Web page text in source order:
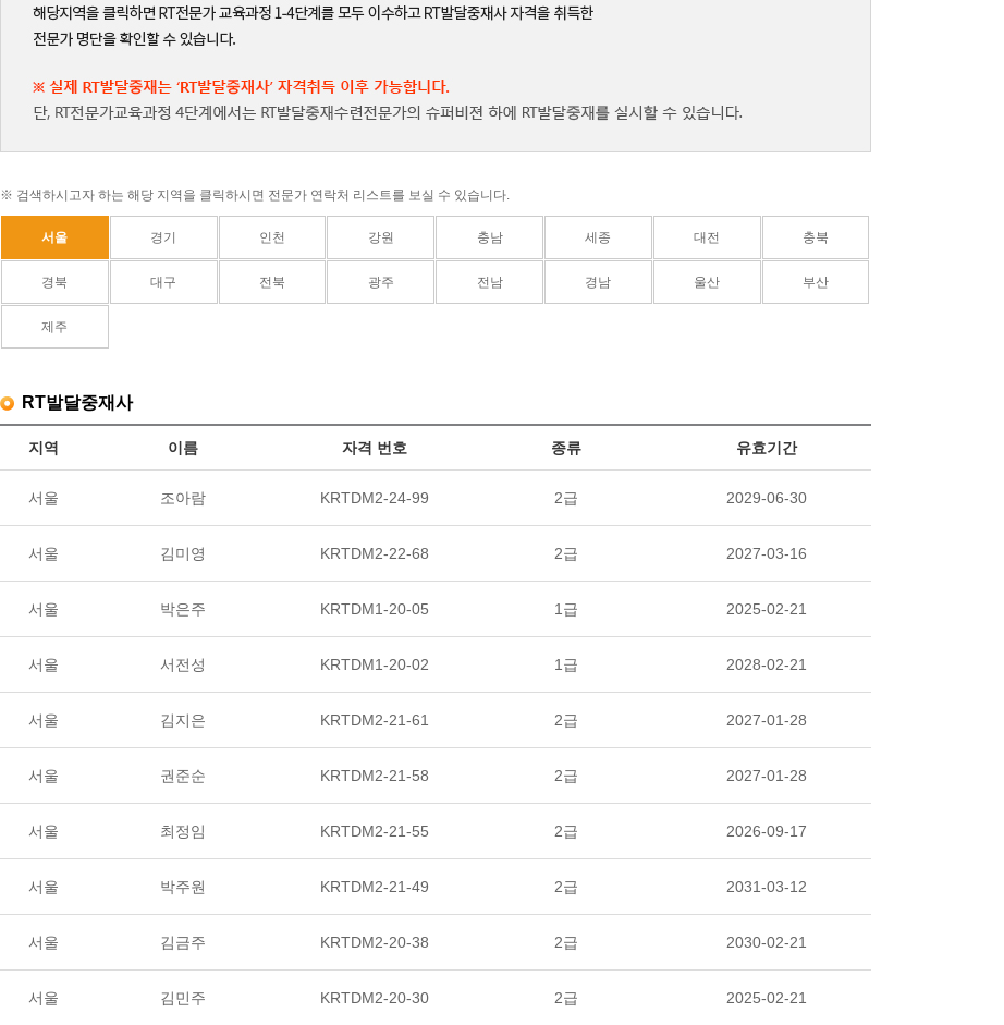
※ 검색하시고자 하는 해당 지역을 클릭하시면 전문가 연락처 리스트를 보실 수 있습니다.
서울 경기 인천 강원 충남 세종 대전 충북
경북 대구 전북 광주 전남 경남 울산 부산
제주
RT발달중재사
지역 이름 자격 번호 종류 유효기간
서울 조아람 KRTDM2-24-99 2급 2029-06-30
서울 김미영 KRTDM2-22-68 2급 2027-03-16
서울 박은주 KRTDM1-20-05 1급 2025-02-21
서울 서전성 KRTDM1-20-02 1급 2028-02-21
서울 김지은 KRTDM2-21-61 2급 2027-01-28
서울 권준순 KRTDM2-21-58 2급 2027-01-28
서울 최정임 KRTDM2-21-55 2급 2026-09-17
서울 박주원 KRTDM2-21-49 2급 2031-03-12
서울 김금주 KRTDM2-20-38 2급 2030-02-21
서울 김민주 KRTDM2-20-30 2급 2025-02-21